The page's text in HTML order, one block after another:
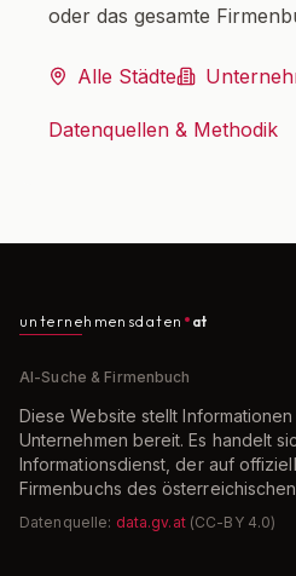
oder das gesamte
Alle Städte
Datenquellen & Methodik
unternehmensdaten at
AI-Suche & Firmenbuch
Diese Website stellt
Unternehmen bereit. Es handelt
Informationsdienst, der auf
Firmenbuchs des
Datenquelle: data.gv.at (CC-BY 4.0)